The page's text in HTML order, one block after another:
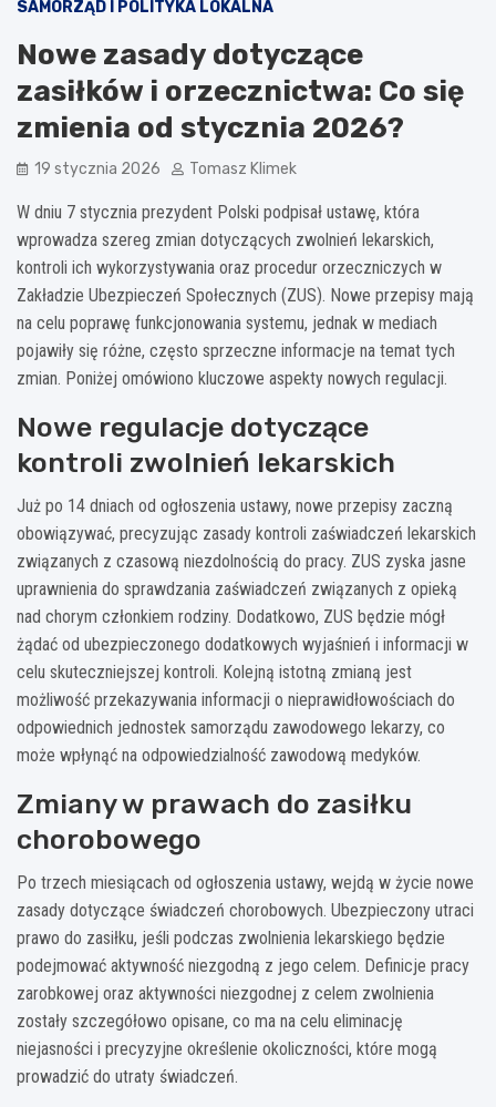
SAMORZĄD I POLITYKA LOKALNA
Nowe zasady dotyczące
zasiłków i orzecznictwa: Co się
zmienia od stycznia 2026?
19 stycznia 2026 Tomasz Klimek
W dniu 7 stycznia prezydent Polski podpisał ustawę, która
wprowadza szereg zmian dotyczących zwolnień lekarskich,
kontroli ich wykorzystywania oraz procedur orzeczniczych w
Zakładzie Ubezpieczeń Społecznych (ZUS). Nowe przepisy mają
na celu poprawę funkcjonowania systemu, jednak w mediach
pojawiły się różne, często sprzeczne informacje na temat tych
zmian. Poniżej omówiono kluczowe aspekty nowych regulacji.
Nowe regulacje dotyczące
kontroli zwolnień lekarskich
Już po 14 dniach od ogłoszenia ustawy, nowe przepisy zaczną
obowiązywać, precyzując zasady kontroli zaświadczeń lekarskich
związanych z czasową niezdolnością do pracy. ZUS zyska jasne
uprawnienia do sprawdzania zaświadczeń związanych z opieką
nad chorym członkiem rodziny. Dodatkowo, ZUS będzie mógł
żądać od ubezpieczonego dodatkowych wyjaśnień i informacji w
celu skuteczniejszej kontroli. Kolejną istotną zmianą jest
możliwość przekazywania informacji o nieprawidłowościach do
odpowiednich jednostek samorządu zawodowego lekarzy, co
może wpłynąć na odpowiedzialność zawodową medyków.
Zmiany w prawach do zasiłku
chorobowego
Po trzech miesiącach od ogłoszenia ustawy, wejdą w życie nowe
zasady dotyczące świadczeń chorobowych. Ubezpieczony utraci
prawo do zasiłku, jeśli podczas zwolnienia lekarskiego będzie
podejmować aktywność niezgodną z jego celem. Definicje pracy
zarobkowej oraz aktywności niezgodnej z celem zwolnienia
zostały szczegółowo opisane, co ma na celu eliminację
niejasności i precyzyjne określenie okoliczności, które mogą
prowadzić do utraty świadczeń.